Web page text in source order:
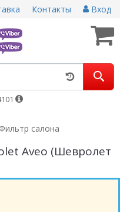
Контакты Вход
Фильтр салона
Aveo (Шевролет